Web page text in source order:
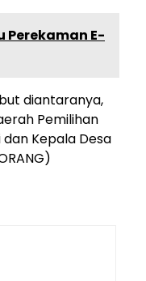
Perekaman E-
diantaranya,
Pemilihan
Kepala Desa